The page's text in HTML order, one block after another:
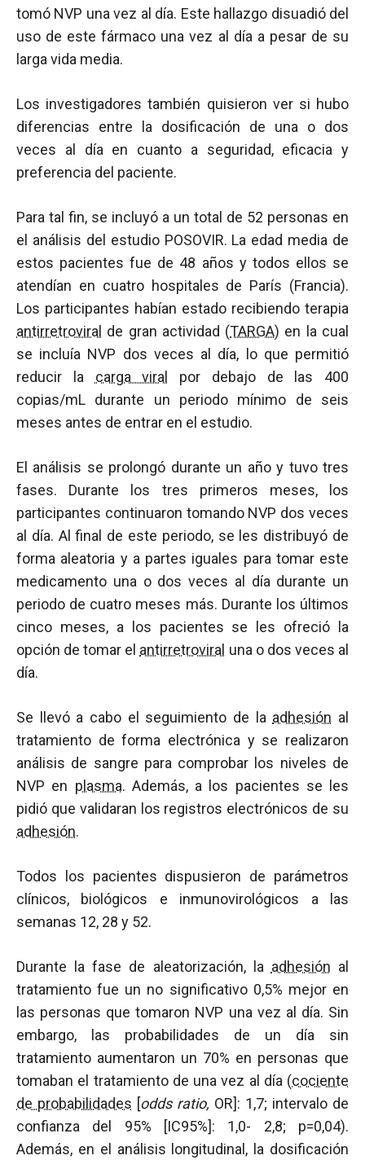
tomó NVP una vez al día. Este hallazgo disuadió del
uso de este fármaco una vez al día a pesar de su
larga vida media.
Los investigadores también quisieron ver si hubo
diferencias entre la dosificación de una o dos
veces al día en cuanto a seguridad, eficacia y
preferencia del paciente.
Para tal fin, se incluyó a un total de 52 personas en
el análisis del estudio POSOVIR. La edad media de
estos pacientes fue de 48 años y todos ellos se
atendían en cuatro hospitales de París (Francia).
Los participantes habían estado recibiendo terapia
antirretroviral de gran actividad (TARGA) en la cual
se incluía NVP dos veces al día, lo que permitió
reducir la carga viral
por debajo de las 400
copias/mL durante un periodo mínimo de seis
meses antes de entrar en el estudio.
El análisis se prolongó durante un año y tuvo tres
fases. Durante los tres primeros meses, los
participantes continuaron tomando NVP dos veces
al día. Al final de este periodo, se les distribuyó de
forma aleatoria y a partes iguales para tomar este
medicamento una o dos veces al día durante un
periodo de cuatro meses más. Durante los últimos
cinco meses, a los pacientes se les ofreció la
opción de tomar el antirretroviral una o dos veces al
día.
Se llevó a cabo el seguimiento de la adhesión al
tratamiento de forma electrónica y se realizaron
análisis de sangre para comprobar los niveles de
NVP en plasma. Además, a los pacientes se les
pidió que validaran los registros electrónicos de su
adhesión.
Todos los pacientes dispusieron de parámetros
clínicos, biológicos e inmunovirológicos a las
semanas 12, 28 y 52.
Durante la fase de aleatorización, la adhesión al
tratamiento fue un no significativo 0,5% mejor en
las personas que tomaron NVP una vez al día. Sin
embargo, las probabilidades de un día sin
tratamiento aumentaron un 70% en personas que
tomaban el tratamiento de una vez al día (cociente
de probabilidades [odds ratio, OR]: 1,7; intervalo de
confianza del 95% [IC95%]: 1,0- 2,8; p=0,04).
Además, en el análisis longitudinal, la dosificación